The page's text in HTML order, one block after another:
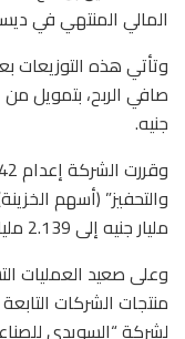
المالي المنتهي في ديسمبر
جنيه.
مليار جنيه إلى 2.139 مليار جنيه.
وعلى صعيد العمليات
منتجات الشركات
لشركة “السويدي